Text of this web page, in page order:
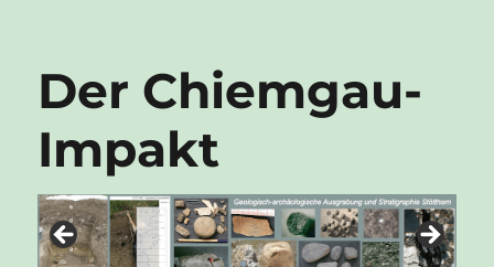
Der Chiemgau-
Impakt